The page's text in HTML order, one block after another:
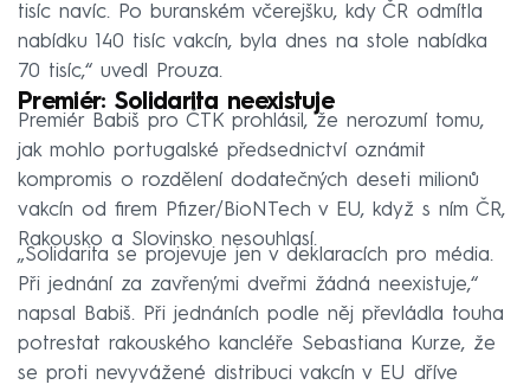
tisíc navíc. Po buranském včerejšku, kdy ČR odmítla
nabídku 140 tisíc vakcín, byla dnes na stole nabídka
70 tisíc,“ uvedl Prouza.
Premiér: Solidarita neexistuje
Premiér Babiš pro ČTK prohlásil, že nerozumí tomu,
jak mohlo portugalské předsednictví oznámit
kompromis o rozdělení dodatečných deseti milionů
vakcín od firem Pfizer/BioNTech v EU, když s ním ČR,
Rakousko a Slovinsko nesouhlasí.
„Solidarita se projevuje jen v deklaracích pro média.
Při jednání za zavřenými dveřmi žádná neexistuje,“
napsal Babiš. Při jednáních podle něj převládla touha
potrestat rakouského kancléře Sebastiana Kurze, že
se proti nevyvážené distribuci vakcín v EU dříve